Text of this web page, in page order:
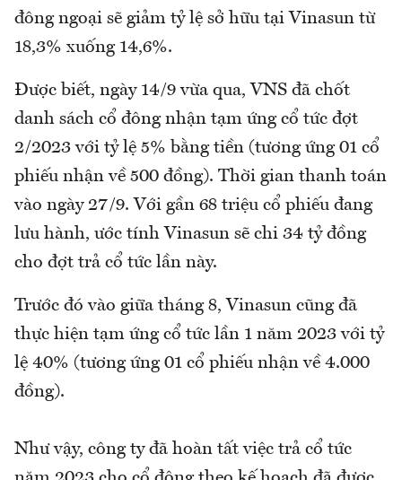
đông ngoại sẽ giảm tỷ lệ sở hữu tại Vinasun từ
18,3% xuống 14,6%.
Được biết, ngày 14/9 vừa qua, VNS đã chốt
danh sách cổ đông nhận tạm ứng cổ tức đợt
2/2023 với tỷ lệ 5% bằng tiền (tương ứng 01 cổ
phiếu nhận về 500 đồng). Thời gian thanh toán
vào ngày 27/9. Với gần 68 triệu cổ phiếu đang
lưu hành, ước tính Vinasun sẽ chi 34 tỷ đồng
cho đợt trả cổ tức lần này.
Trước đó vào giữa tháng 8, Vinasun cũng đã
thực hiện tạm ứng cổ tức lần 1 năm 2023 với tỷ
lệ 40% (tương ứng 01 cổ phiếu nhận về 4.000
đồng).
Như vậy, công ty đã hoàn tất việc trả cổ tức